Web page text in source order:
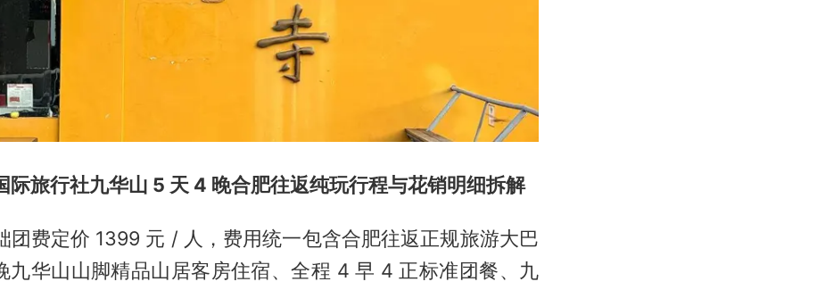
际旅行社九华山 5 天 4 晚合肥往返纯玩行程与花销明细拆解
团费定价 1399 元 / 人，费用统一包含合肥往返正规旅游大巴
九华山山脚精品山居客房住宿、全程 4 早 4 正标准团餐、九